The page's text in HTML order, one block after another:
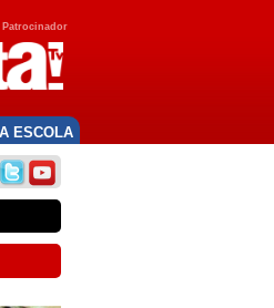
Patrocinador
ESCOLA